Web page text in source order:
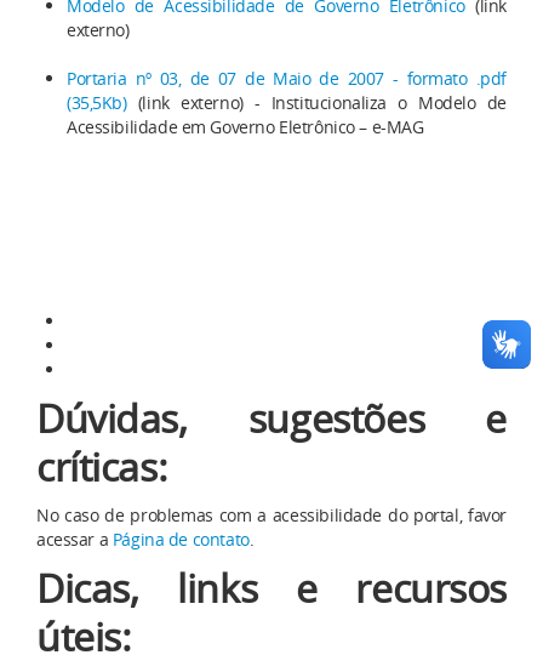
Modelo de Acessibilidade de Governo Eletrônico(link
externo)
Portaria nº 03, de 07 de Maio de 2007 - formato .pdf
(35,5Kb)(link externo) - Institucionaliza o Modelo de
Acessibilidade em Governo Eletrônico – e-MAG
Dúvidas, sugestões e
críticas:
No caso de problemas com a acessibilidade do portal, favor
acessar a Página de contato.
Dicas, links e recursos
úteis: